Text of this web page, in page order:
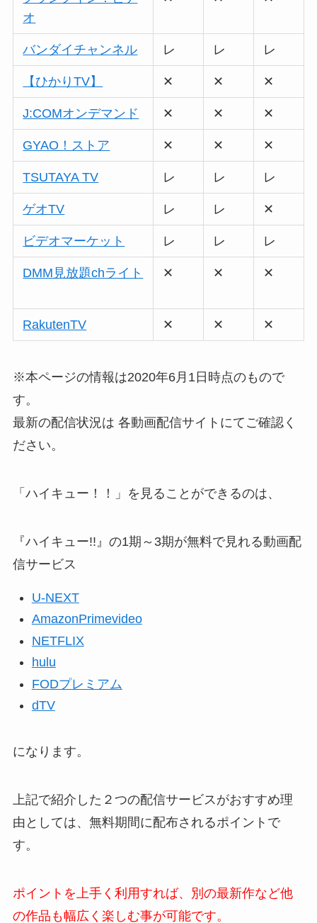
オ
バンダイチャンネル レ レ レ
【ひかりTV】 ✕ ✕ ✕
J:COMオンデマンド ✕ ✕ ✕
GYAO！ストア ✕ ✕ ✕
TSUTAYA TV レ レ レ
ゲオTV レ レ ✕
ビデオマーケット レ レ レ
DMM見放題chライト ✕ ✕ ✕
RakutenTV ✕ ✕ ✕
※本ページの情報は2020年6月1日時点のもので
す。
最新の配信状況は 各動画配信サイトにてご確認く
ださい。
「ハイキュー！！」を見ることができるのは、
『ハイキュー!!』の1期～3期が無料で見れる動画配
信サービス
U-NEXT
AmazonPrimevideo
NETFLIX
hulu
FODプレミアム
dTV
になります。
上記で紹介した２つの配信サービスがおすすめ理
由としては、無料期間に配布されるポイントで
す。
ポイントを上手く利用すれば、別の最新作など他
の作品も幅広く楽しむ事が可能です。